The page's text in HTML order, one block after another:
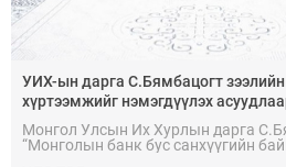
УИХ-ын дарга С.Бямбацогт зээлийн
хүртээмжийг нэмэгдүүлэх
Монгол Улсын Их Хурлын дарга
“Монголын банк бус санхүүгийн